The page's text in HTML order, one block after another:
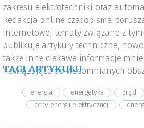
zakresu elektrotechniki oraz
Redakcja online czasopisma
internetowej tematy związane z
publikuje artykuły techniczne,
także inne ciekawe informacje
nawiązujące do wspomnianych
TAGI ARTYKUŁU
energia energetyka prąd
ceny energii elektrycznej